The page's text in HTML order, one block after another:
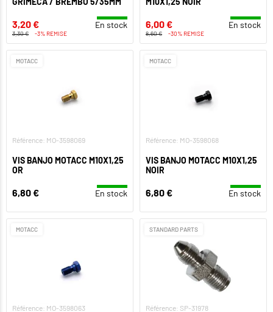
3,20 € En stock
3,30 € -3% REMISE
6,00 € En stock
8,60 € -30% REMISE
MOTACC
Référence: MO-3598069
VIS BANJO MOTACC M10X1,25
OR
6,80 € En stock
MOTACC
Référence: MO-3598068
VIS BANJO MOTACC M10X1,25
NOIR
6,80 € En stock
MOTACC
Référence: MO-3598063
STANDARD PARTS
Référence: SP-31978